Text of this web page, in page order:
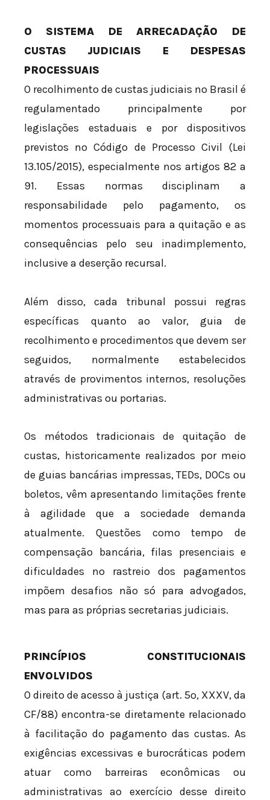
O SISTEMA DE ARRECADAÇÃO DE
CUSTAS JUDICIAIS E DESPESAS
PROCESSUAIS
O recolhimento de custas judiciais no Brasil é
regulamentado principalmente por
legislações estaduais e por dispositivos
previstos no Código de Processo Civil (Lei
13.105/2015), especialmente nos artigos 82 a
91. Essas normas disciplinam a
responsabilidade pelo pagamento, os
momentos processuais para a quitação e as
consequências pelo seu inadimplemento,
inclusive a deserção recursal.
Além disso, cada tribunal possui regras
específicas quanto ao valor, guia de
recolhimento e procedimentos que devem ser
seguidos, normalmente estabelecidos
através de provimentos internos, resoluções
administrativas ou portarias.
Os métodos tradicionais de quitação de
custas, historicamente realizados por meio
de guias bancárias impressas, TEDs, DOCs ou
boletos, vêm apresentando limitações frente
à agilidade que a sociedade demanda
atualmente. Questões como tempo de
compensação bancária, filas presenciais e
dificuldades no rastreio dos pagamentos
impõem desafios não só para advogados,
mas para as próprias secretarias judiciais.
PRINCÍPIOS CONSTITUCIONAIS
ENVOLVIDOS
O direito de acesso à justiça (art. 5º, XXXV, da
CF/88) encontra-se diretamente relacionado
à facilitação do pagamento das custas. As
exigências excessivas e burocráticas podem
atuar como barreiras econômicas ou
administrativas ao exercício desse direito